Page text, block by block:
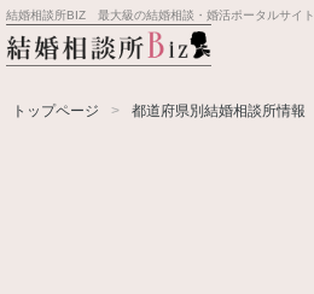
結婚相談所BIZ 最大級の結婚相談・婚活ポータルサイト
トップページ 都道府県別結婚相談所情報